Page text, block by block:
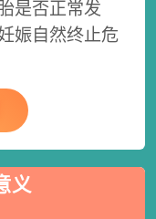
是否正常发
娠自然终止危
义